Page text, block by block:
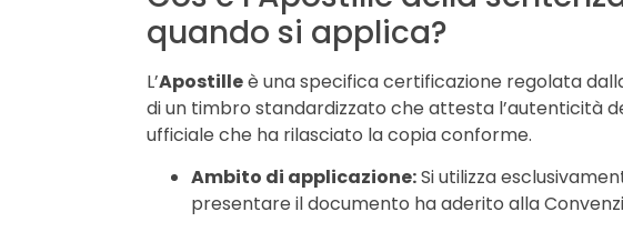
quando si applica?
L’Apostilleè una specifica certificazione regolata
di un timbro standardizzato che attesta l’autenticità
ufficiale che ha rilasciato la copia conforme.
Ambito di applicazione:Si utilizza
presentare il documento ha aderito alla